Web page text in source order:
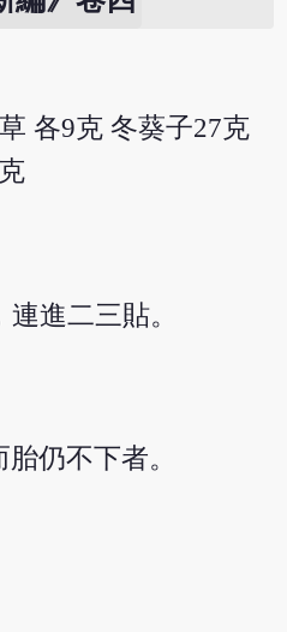
各9克 冬葵子27克
進二三貼。
仍不下者。